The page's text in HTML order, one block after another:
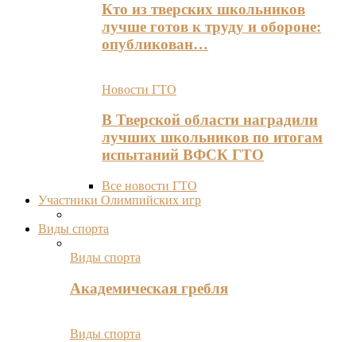
Кто из тверских школьников
лучше готов к труду и обороне:
опубликован…
Новости ГТО
В Тверской области наградили
лучших школьников по итогам
испытаний ВФСК ГТО
Все новости ГТО
Участники Олимпийских игр
Виды спорта
Виды спорта
Академическая гребля
Виды спорта